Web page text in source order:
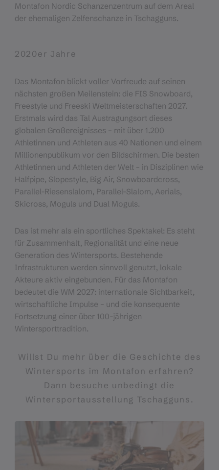
Montafon Nordic Schanzenzentrum auf dem Areal
der ehemaligen Zelfenschanze in Tschagguns.
2020er Jahre
Das Montafon blickt voller Vorfreude auf seinen
nächsten großen Meilenstein: die FIS Snowboard,
Freestyle und Freeski Weltmeisterschaften 2027.
Erstmals wird das Tal Austragungsort dieses
globalen Großereignisses – mit über 1.200
Athletinnen und Athleten aus 40 Nationen und einem
Millionenpublikum vor den Bildschirmen. Die besten
Athletinnen und Athleten der Welt – in Disziplinen wie
Halfpipe, Slopestyle, Big Air, Snowboardcross,
Parallel-Riesenslalom, Parallel-Slalom, Aerials,
Skicross, Moguls und Dual Moguls.
Das ist mehr als ein sportliches Spektakel: Es steht
für Zusammenhalt, Regionalität und eine neue
Generation des Wintersports. Bestehende
Infrastrukturen werden sinnvoll genutzt, lokale
Akteure aktiv eingebunden. Für das Montafon
bedeutet die WM 2027: internationale Sichtbarkeit,
wirtschaftliche Impulse – und die konsequente
Fortsetzung einer über 100-jährigen
Wintersporttradition.
Willst Du mehr über die Geschichte des
Wintersports im Montafon erfahren?
Dann besuche unbedingt die
Wintersportausstellung Tschagguns.